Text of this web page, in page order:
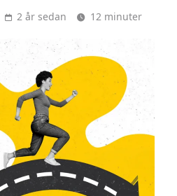
2 år sedan 12 minuter